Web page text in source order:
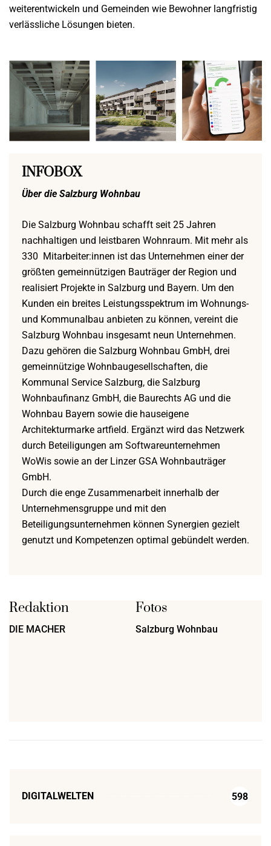
weiterentwickeln und Gemeinden wie Bewohner langfristig
verlässliche Lösungen bieten.
INFOBOX
Über die Salzburg Wohnbau
Die Salzburg Wohnbau schafft seit 25 Jahren
nachhaltigen und leistbaren Wohnraum. Mit mehr als
330 Mitarbeiter:innen ist das Unternehmen einer der
größten gemeinnützigen Bauträger der Region und
realisiert Projekte in Salzburg und Bayern. Um den
Kunden ein breites Leistungsspektrum im Wohnungs-
und Kommunalbau anbieten zu können, vereint die
Salzburg Wohnbau insgesamt neun Unternehmen.
Dazu gehören die Salzburg Wohnbau GmbH, drei
gemeinnützige Wohnbaugesellschaften, die
Kommunal Service Salzburg, die Salzburg
Wohnbaufinanz GmbH, die Baurechts AG und die
Wohnbau Bayern sowie die hauseigene
Architekturmarke artfield. Ergänzt wird das Netzwerk
durch Beteiligungen am Softwareunternehmen
WoWis sowie an der Linzer GSA Wohnbauträger
GmbH.
Durch die enge Zusammenarbeit innerhalb der
Unternehmensgruppe und mit den
Beteiligungsunternehmen können Synergien gezielt
genutzt und Kompetenzen optimal gebündelt werden.
Redaktion
DIE MACHER
Fotos
Salzburg Wohnbau
DIGITALWELTEN 598